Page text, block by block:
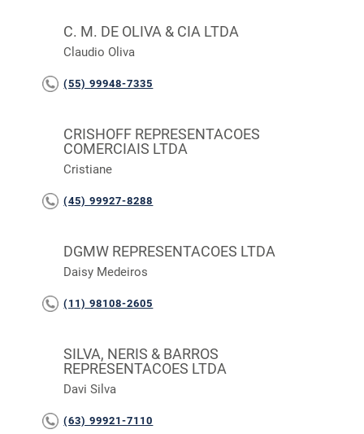
C. M. DE OLIVA & CIA LTDA
Claudio Oliva
(55) 99948-7335
CRISHOFF REPRESENTACOES
COMERCIAIS LTDA
Cristiane
(45) 99927-8288
DGMW REPRESENTACOES LTDA
Daisy Medeiros
(11) 98108-2605
SILVA, NERIS & BARROS
REPRESENTACOES LTDA
Davi Silva
(63) 99921-7110